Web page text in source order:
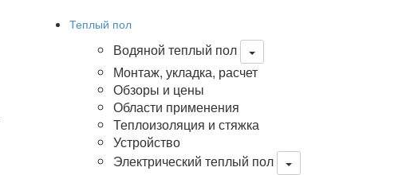
Теплый пол
Водяной теплый пол
Монтаж, укладка, расчет
Обзоры и цены
Области применения
Теплоизоляция и стяжка
Устройство
Электрический теплый пол